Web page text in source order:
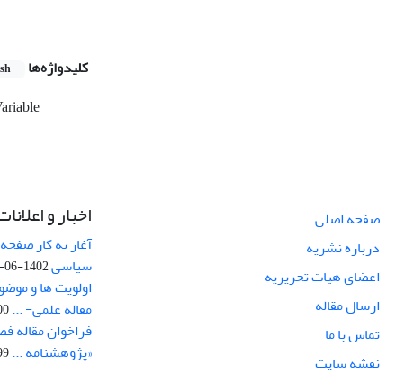
کلیدواژه‌ها
صفحه اصلی
درباره نشریه
اعضای هیات تحریریه
ارسال مقاله
تماس با ما
نقشه سایت
اخبار و
آغاز به کار
سیاسی1402-06-22
اولویت ها و
مقاله علمی- ...
فراخوان مقاله
«پژوهشنامه ...